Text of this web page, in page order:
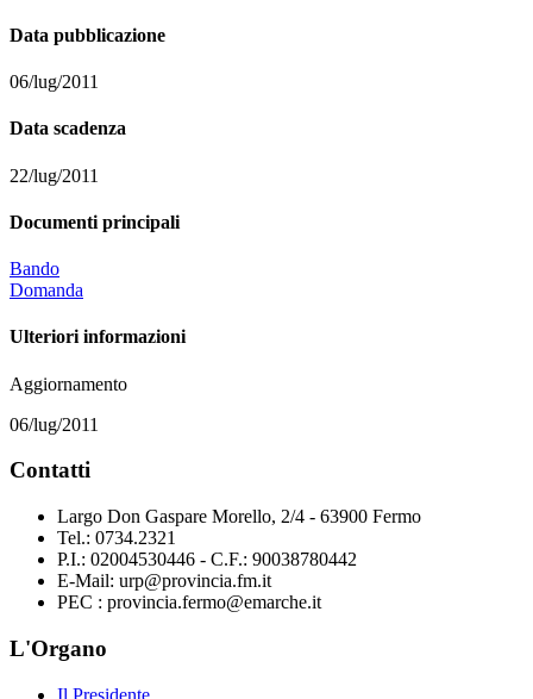
Data pubblicazione
06/lug/2011
Data scadenza
22/lug/2011
Documenti principali
Bando
Domanda
Ulteriori informazioni
Aggiornamento
06/lug/2011
Contatti
Largo Don Gaspare Morello, 2/4 - 63900 Fermo
Tel.: 0734.2321
P.I.: 02004530446 - C.F.: 90038780442
E-Mail: urp@provincia.fm.it
PEC : provincia.fermo@emarche.it
L'Organo
Il Presidente